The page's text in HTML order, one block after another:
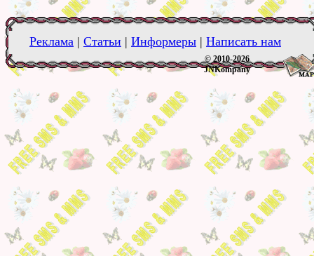
Реклама | Статьи | Информеры | Написать нам
© 2010-2026
JNKompany